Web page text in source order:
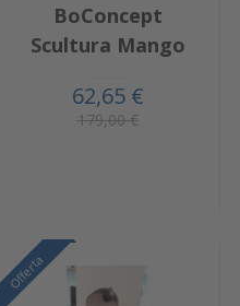
BoConcept
Scultura Mango
62,65 €
179,00 €
Offerta